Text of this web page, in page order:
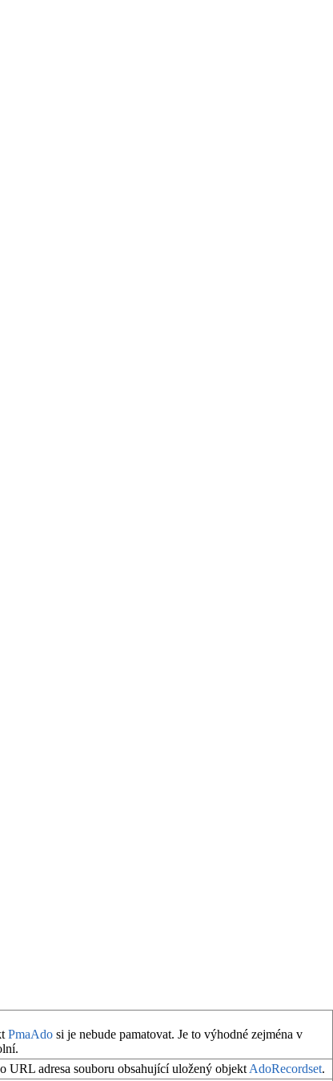
PmaAdosi je nebude pamatovat. Je to výhodné zejména v
URL adresa souboru obsahující uložený objekt AdoRecordset.